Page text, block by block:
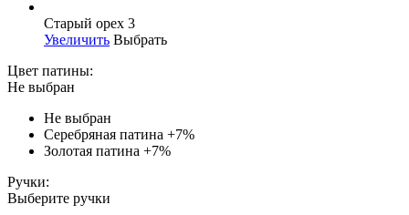
Старый орех 3
Увеличить Выбрать
Цвет патины:
Не выбран
Не выбран
Серебряная патина +7%
Золотая патина +7%
Ручки:
Выберите ручки